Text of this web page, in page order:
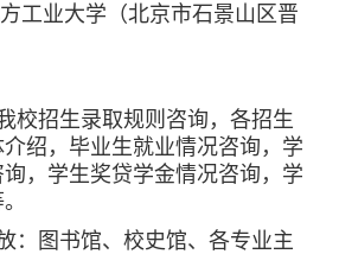
工业大学（北京市石景山区晋
校招生录取规则咨询，各招生
绍，毕业生就业情况咨询，学
，学生奖贷学金情况咨询，学
：图书馆、校史馆、各专业主